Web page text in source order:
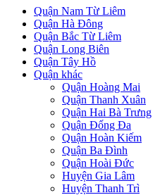
Quận Nam Từ Liêm
Quận Hà Đông
Quận Bắc Từ Liêm
Quận Long Biên
Quận Tây Hồ
Quận khác
Quận Hoàng Mai
Quận Thanh Xuân
Quận Hai Bà Trưng
Quận Đống Đa
Quận Hoàn Kiếm
Quận Ba Đình
Quận Hoài Đức
Huyện Gia Lâm
Huyện Thanh Trì